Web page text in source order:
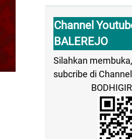
Channel
BALEREJO
Silahkan
subcribe di